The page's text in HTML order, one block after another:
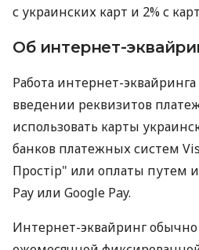
с украинских карт и 2% с
Об интернет-
Работа интернет-эквайринга
введении реквизитов
использовать карты
банков платежных систем
Простір" или оплаты путем
Pay или Google Pay.
Интернет-эквайринг обычно